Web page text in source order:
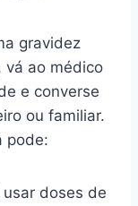
gravidez
vá ao médico
e converse
ou familiar.
pode:
usar doses de